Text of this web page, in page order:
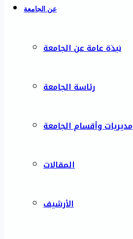
عن الجامعة
نبذة عامة عن الجامعة
رئاسة الجامعة
مديريات وأقسام الجامعة
المقالات
الأرشيف